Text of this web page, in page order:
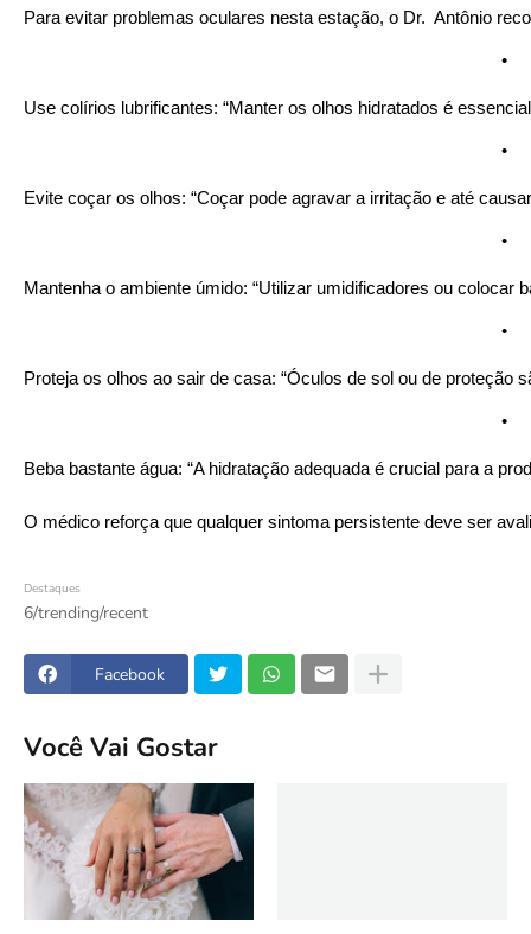
Para evitar problemas oculares nesta estação, o Dr.  Antônio
•
Use colírios lubrificantes: “Manter os olhos hidratados é
•
Evite coçar os olhos: “Coçar pode agravar a irritação e até
•
Mantenha o ambiente úmido: “Utilizar umidificadores ou
•
Proteja os olhos ao sair de casa: “Óculos de sol ou de proteção
•
Beba bastante água: “A hidratação adequada é crucial para a
O médico reforça que qualquer sintoma persistente deve ser
Destaques
6/trending/recent
Facebook
Você Vai Gostar